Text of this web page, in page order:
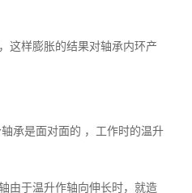
这样膨胀的结果对轴承内环产
承是面对面的 ，工作时的温升
由于温升作轴向伸长时，就造